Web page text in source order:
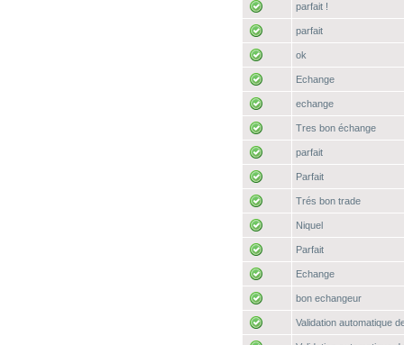
parfait !
parfait
ok
Echange
echange
Tres bon échange
parfait
Parfait
Trés bon trade
Niquel
Parfait
Echange
bon echangeur
Validation automatique